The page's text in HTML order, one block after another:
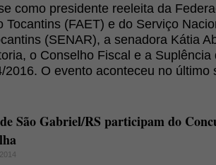
como presidente reeleita da
Tocantins (FAET) e do Serviço
(SENAR), a senadora Kátia
o Conselho Fiscal e a Suplência
2016. O evento aconteceu no último
São Gabriel/RS participam do